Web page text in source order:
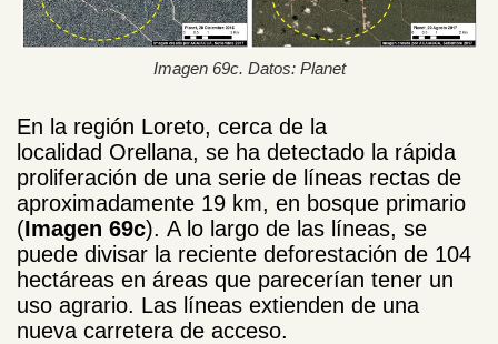
Imagen 69c. Datos: Planet
En la región Loreto, cerca de la
localidad Orellana, se ha detectado la rápida
proliferación de una serie de líneas rectas de
aproximadamente 19 km, en bosque primario
(Imagen 69c). A lo largo de las líneas, se
puede divisar la reciente deforestación de 104
hectáreas en áreas que parecerían tener un
uso agrario. Las líneas extienden de una
nueva carretera de acceso.